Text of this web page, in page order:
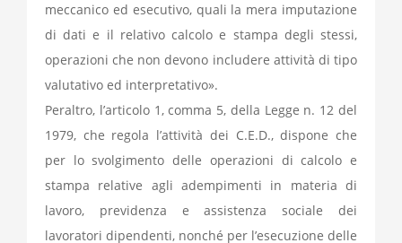
meccanico ed esecutivo, quali la mera imputazione
di dati e il relativo calcolo e stampa degli stessi,
operazioni che non devono includere attività di tipo
valutativo ed interpretativo».
Peraltro, l’articolo 1, comma 5, della Legge n. 12 del
1979, che regola l’attività dei C.E.D., dispone che
per lo svolgimento delle operazioni di calcolo e
stampa relative agli adempimenti in materia di
lavoro, previdenza e assistenza sociale dei
lavoratori dipendenti, nonché per l’esecuzione delle